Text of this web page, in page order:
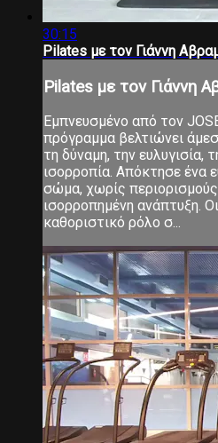
30:15
Pilates με τον Γιάννη
Pilates με τον Γιάννη
Εμπνευσμένο από τον
πρόγραμμα βελτιώνει
τη δύναμη, την ευλυγισία,
ισορροπία. Απόκτησε ένα
σώμα, χωρίς περιορισμούς
ισορροπημένη ανάπτυξη.
καθοριστικό ρόλο σ...